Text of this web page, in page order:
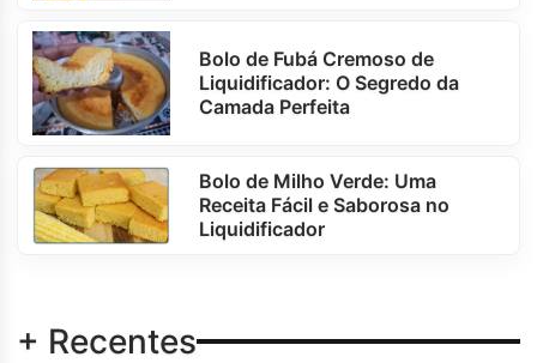
Bolo de Fubá Cremoso de
Liquidificador: O Segredo da
Camada Perfeita
Bolo de Milho Verde: Uma
Receita Fácil e Saborosa no
Liquidificador
+ Recentes